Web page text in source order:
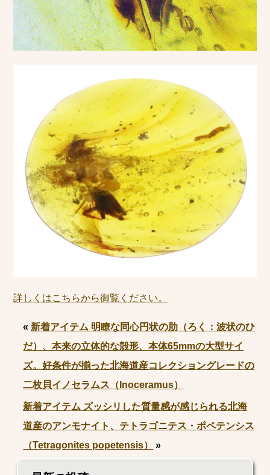
詳しくはこちらから御覧ください。
« 新着アイテム 明瞭な同心円状の肋（ろく：波状のひ
だ）、本来の立体的な殻形、本体65mmの大型サイ
ズ。好条件が揃った北海道産コレクショングレードの
二枚貝イノセラムス（Inoceramus）
新着アイテム ズッシリした質量感が感じられる北海
道産のアンモナイト、テトラゴニテス・ポペテンシス
（Tetragonites popetensis）
»